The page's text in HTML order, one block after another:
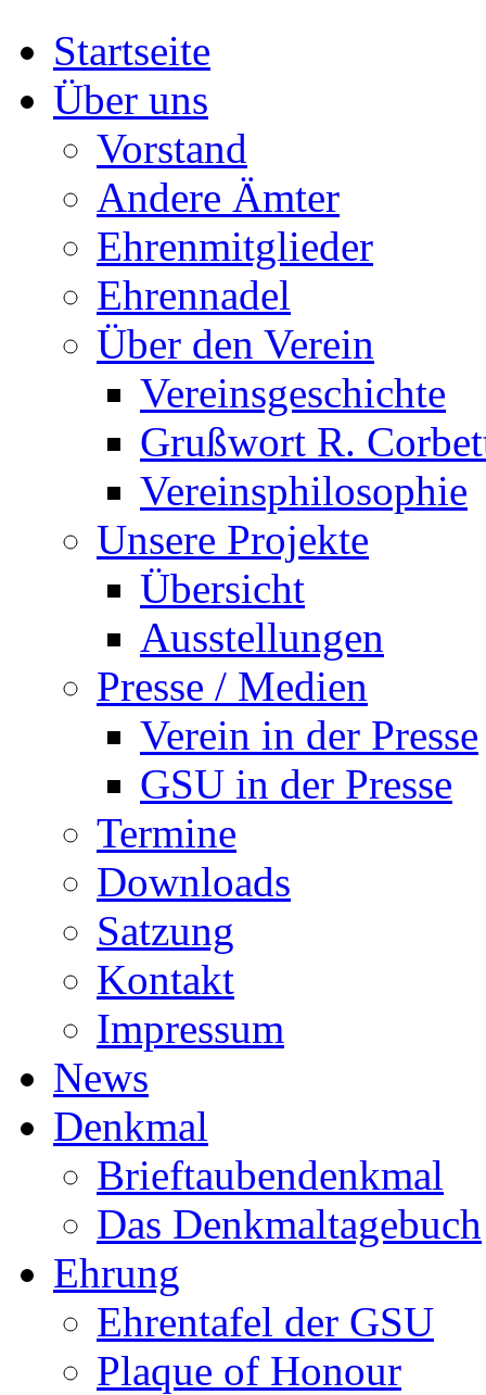
Startseite
Über uns
Vorstand
Andere Ämter
Ehrenmitglieder
Ehrennadel
Über den Verein
Vereinsgeschichte
Grußwort R.
Vereinsphilosophie
Unsere Projekte
Übersicht
Ausstellungen
Presse / Medien
Verein in der Presse
GSU in der Presse
Termine
Downloads
Satzung
Kontakt
Impressum
News
Denkmal
Brieftaubendenkmal
Das Denkmaltagebuch
Ehrung
Ehrentafel der GSU
Plaque of Honour